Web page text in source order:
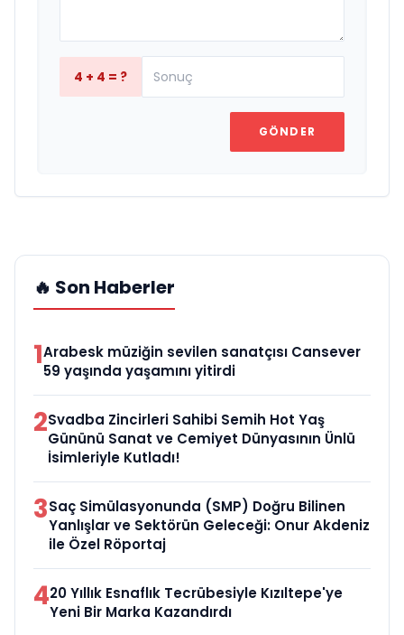
4 + 4 = ?
GÖNDER
🔥 Son Haberler
1Arabesk müziğin sevilen sanatçısı Cansever
59 yaşında yaşamını yitirdi
2Svadba Zincirleri Sahibi Semih Hot Yaş
Gününü Sanat ve Cemiyet Dünyasının Ünlü
İsimleriyle Kutladı!
3Saç Simülasyonunda (SMP) Doğru Bilinen
Yanlışlar ve Sektörün Geleceği: Onur Akdeniz
ile Özel Röportaj
420 Yıllık Esnaflık Tecrübesiyle Kızıltepe'ye
Yeni Bir Marka Kazandırdı